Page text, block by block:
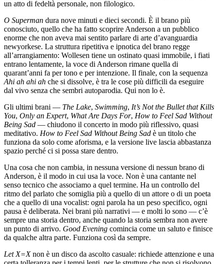
un atto di fedeltà personale, non filologico.
O Superman dura nove minuti e dieci secondi. È il brano più
conosciuto, quello che ha fatto scoprire Anderson a un pubblico
enorme che non aveva mai sentito parlare di arte d’avanguardia
newyorkese. La struttura ripetitiva e ipnotica del brano regge
all’arrangiamento: Wollesen tiene un ostinato quasi immobile, i fiati
entrano lentamente, la voce di Anderson rimane quella di
quarant’anni fa per tono e per intenzione. Il finale, con la sequenza
Ahi ah ahi ah che si dissolve, è tra le cose più difficili da eseguire
dal vivo senza che sembri autoparodia. Qui non lo è.
Gli ultimi brani — The Lake, Swimming, It’s Not the Bullet that Kills
You, Only an Expert, What Are Days For, How to Feel Sad Without
Being Sad — chiudono il concerto in modo più riflessivo, quasi
meditativo. How to Feel Sad Without Being Sad è un titolo che
funziona da solo come aforisma, e la versione live lascia abbastanza
spazio perché ci si possa stare dentro.
Una cosa che non cambia, in nessuna versione di nessun brano di
Anderson, è il modo in cui usa la voce. Non è una cantante nel
senso tecnico che associamo a quel termine. Ha un controllo del
ritmo del parlato che somiglia più a quello di un attore o di un poeta
che a quello di una vocalist: ogni parola ha un peso specifico, ogni
pausa è deliberata. Nei brani più narrativi — e molti lo sono — c’è
sempre una storia dentro, anche quando la storia sembra non avere
un punto di arrivo. Good Evening comincia come un saluto e finisce
da qualche altra parte. Funziona così da sempre.
Let X=Xnon è un disco da ascolto casuale: richiede attenzione e una